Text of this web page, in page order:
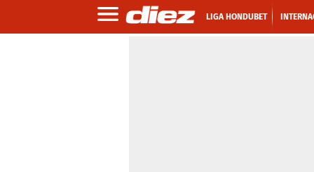
LIGA HONDUBET